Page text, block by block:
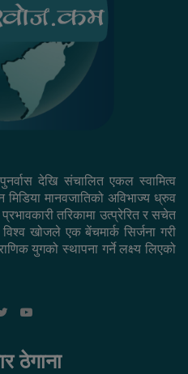
देखि संचालित एकल स्वामित्व
मिडिया मानवजातिको अविभाज्य ध्रुव
तरिकामा उत्प्रेरित र सचेत
खोजले एक बेंचमार्क सिर्जना गरी
युगको स्थापना गर्ने लक्ष्य लिएको
YouTube
ठेगाना